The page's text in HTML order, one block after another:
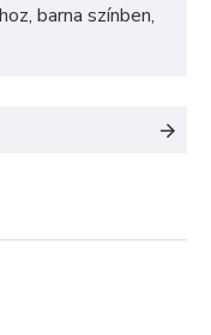
barna színben,